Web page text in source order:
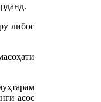
либос
асос